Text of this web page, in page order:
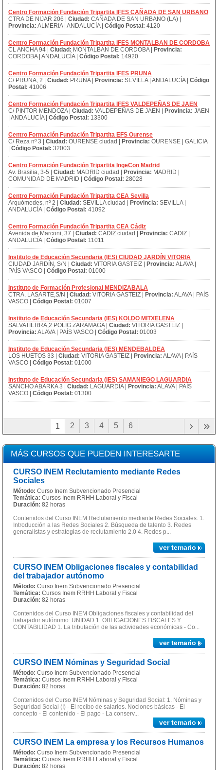
Centro Formación Fundación Tripartita IFES CAÑADA DE SAN URBANO
CTRA DE NIJAR 206 | Ciudad: CAÑADA DE SAN URBANO (LA) |
Provincia: ALMERIA | ANDALUCÍA | Código Postal: 4120
Centro Formación Fundación Tripartita IFES MONTALBAN DE CORDOBA
CL ANCHA 94 | Ciudad: MONTALBAN DE CORDOBA |
Provincia:
CORDOBA | ANDALUCÍA | Código Postal: 14920
Centro Formación Fundación Tripartita IFES PRUNA
C/ PRUNA, 2 | Ciudad: PRUNA | Provincia: SEVILLA | ANDALUCÍA | Código
Postal: 41006
Centro Formación Fundación Tripartita IFES VALDEPEÑAS DE JAEN
C/ PINTOR MENDOZA | Ciudad: VALDEPEÑAS DE JAEN | Provincia: JAEN
| ANDALUCÍA | Código Postal: 13300
Centro Formación Fundación Tripartita EFS Ourense
C/ Reza nº 3 | Ciudad: OURENSE ciudad | Provincia: OURENSE | GALICIA
Código Postal: 32003
Centro Formación Fundación Tripartita IngeCon Madrid
Av. Brasilia, 3-5 | Ciudad: MADRID ciudad | Provincia: MADRID |
COMUNIDAD DE MADRID | Código Postal: 28028
Centro Formación Fundación Tripartita CEA Sevilla
Arquómedes, nº 2 | Ciudad: SEVILLA ciudad | Provincia: SEVILLA |
ANDALUCÍA | Código Postal: 41092
Centro Formación Fundación Tripartita CEA Cádiz
Avenida de Marconi, 37 | Ciudad: CADIZ ciudad | Provincia: CADIZ |
ANDALUCÍA | Código Postal: 11011
Instituto de Educación Secundaria (IES) CIUDAD JARDÍN VITORIA
CIUDAD JARDÍN, S/N | Ciudad: VITORIA GASTEIZ | Provincia: ALAVA |
PAÍS VASCO | Código Postal: 01000
Instituto de Formación Profesional MENDIZABALA
CTRA. LASARTE,S/N | Ciudad: VITORIA GASTEIZ | Provincia: ALAVA | PAÍS
VASCO | Código Postal: 01007
Instituto de Educación Secundaria (IES) KOLDO MITXELENA
SALVATIERRA,2 POLIG.ZARAMAGA | Ciudad: VITORIA GASTEIZ |
Provincia: ALAVA | PAÍS VASCO | Código Postal: 01003
Instituto de Educación Secundaria (IES) MENDEBALDEA
LOS HUETOS 33 | Ciudad: VITORIA GASTEIZ | Provincia: ALAVA | PAÍS
VASCO | Código Postal: 01000
Instituto de Educación Secundaria (IES) SAMANIEGO LAGUARDIA
SANCHO ABARKA 3 | Ciudad: LAGUARDIA | Provincia: ALAVA | PAÍS
VASCO | Código Postal: 01300
1 2 3 4 5 6 »
›
MÁS CURSOS QUE PUEDEN INTERESARTE
CURSO INEM Reclutamiento mediante Redes
Sociales
Método: Curso Inem Subvencionado Presencial
Temática: Cursos Inem RRHH Laboral y Fiscal
Duración: 82 horas
Contenidos del Curso INEM Reclutamiento mediante Redes Sociales: 1.
Introducción a las Redes Sociales 2. Búsqueda de talento 3. Redes
generalistas y estrategias de reclutamiento 2.0 4. Redes p...
ver temario
CURSO INEM Obligaciones fiscales y contabilidad
del trabajador autónomo
Método: Curso Inem Subvencionado Presencial
Temática: Cursos Inem RRHH Laboral y Fiscal
Duración: 82 horas
Contenidos del Curso INEM Obligaciones fiscales y contabilidad del
trabajador autónomo: UNIDAD 1. OBLIGACIONES FISCALES Y
CONTABILIDAD 1. La tributación de las actividades económicas - Co...
ver temario
CURSO INEM Nóminas y Seguridad Social
Método: Curso Inem Subvencionado Presencial
Temática: Cursos Inem RRHH Laboral y Fiscal
Duración: 82 horas
Contenidos del Curso INEM Nóminas y Seguridad Social: 1. Nóminas y
Seguridad Social (I) - El recibo de salarios. Nociones básicas - El
concepto - El contenido - El pago - La conserv...
ver temario
CURSO INEM La empresa y los Recursos Humanos
Método: Curso Inem Subvencionado Presencial
Temática: Cursos Inem RRHH Laboral y Fiscal
Duración: 82 horas